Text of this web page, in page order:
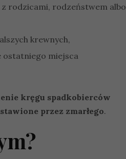
z rodzicami, rodzeństwem albo
krewnych,
ostatniego miejsca
kręgu spadkobierców
przez zmarłego.